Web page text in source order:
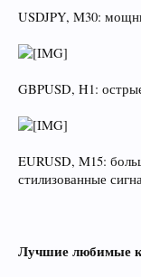
USDJPY, M30:
GBPUSD, H1:
EURUSD, M15:
стилизованные
Лучшие любимые